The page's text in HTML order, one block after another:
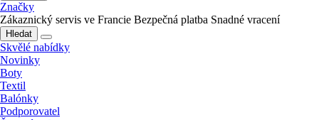
Značky
Zákaznický servis ve Francie Bezpečná platba Snadné vracení
Hledat
Skvělé nabídky
Novinky
Boty
Textil
Balónky
Podporovatel